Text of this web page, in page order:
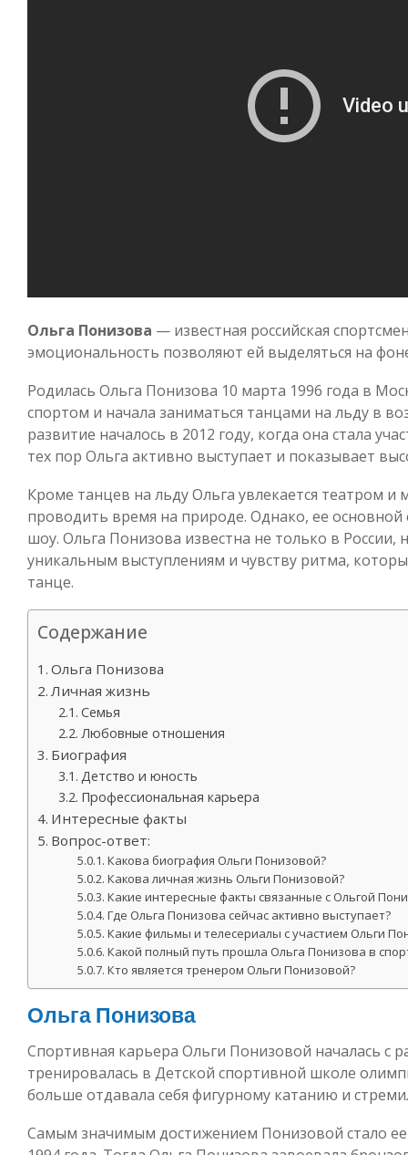
Ольга Понизова — известная российская
эмоциональность позволяют ей выделяться на
Родилась Ольга Понизова 10 марта 1996 года в
спортом и начала заниматься танцами на льду в
развитие началось в 2012 году, когда она стала
тех пор Ольга активно выступает и показывает
Кроме танцев на льду Ольга увлекается театром
проводить время на природе. Однако, ее основной
шоу. Ольга Понизова известна не только в России,
уникальным выступлениям и чувству ритма,
танце.
Содержание
Ольга Понизова
Личная жизнь
Семья
Любовные отношения
Биография
Детство и юность
Профессиональная карьера
Интересные факты
Вопрос-ответ:
Какова биография Ольги Понизовой?
Какова личная жизнь Ольги Понизовой?
Какие интересные факты связанные с Ольгой
Где Ольга Понизова сейчас активно выступает?
Какие фильмы и телесериалы с участием Ольги
Какой полный путь прошла Ольга Понизова в
Кто является тренером Ольги Понизовой?
Ольга Понизова
Спортивная карьера Ольги Понизовой началась с
тренировалась в Детской спортивной школе
больше отдавала себя фигурному катанию и
Самым значимым достижением Понизовой стало